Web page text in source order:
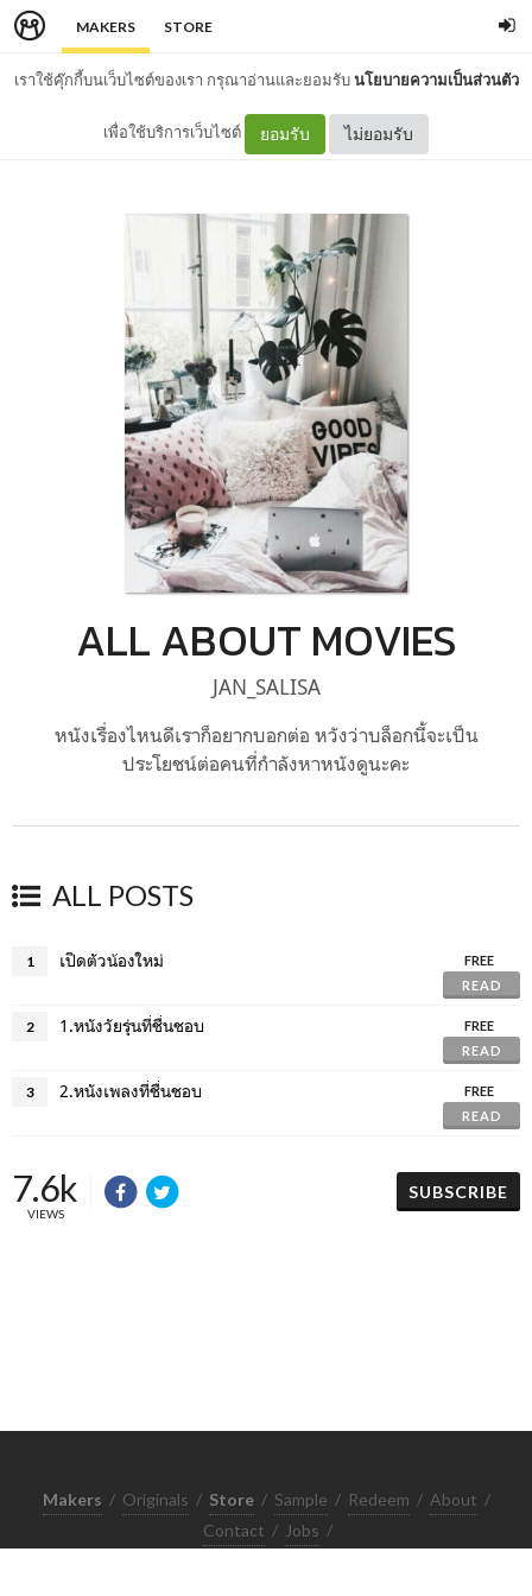
MAKERS STORE
เราใช้คุ๊กกี้บนเว็บไซต์ของเรา กรุณาอ่านและยอมรับนโยบายความเป็นส่วนตัว
เพื่อใช้บริการเว็บไซต์ ยอมรับ ไม่ยอมรับ
ALL ABOUT MOVIES
JAN_SALISA
หนังเรื่องไหนดีเราก็อยากบอกต่อ หวังว่าบล็อกนี้จะเป็น
ประโยชน์ต่อคนที่กำลังหาหนังดูนะคะ
ALL POSTS
1 เปิดตัวน้องใหม่
FREE
READ
2 1.หนังวัยรุ่นที่ชื่นชอบ
FREE
READ
3 2.หนังเพลงที่ชื่นชอบ
FREE
READ
7.6k
VIEWS
SUBSCRIBE
Makers / Originals / Store / Sample / Redeem / About /
Contact / Jobs /